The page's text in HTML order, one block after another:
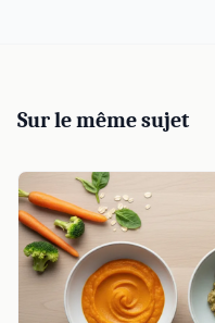
Sur le même sujet